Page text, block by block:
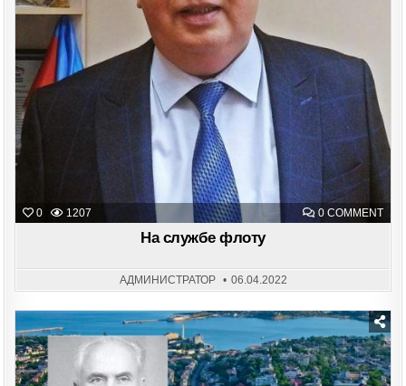
0 1207 0 COMMENTON
НА
На службе флоту
АДМИНИСТРАТОР 06.04.2022
Posted
in